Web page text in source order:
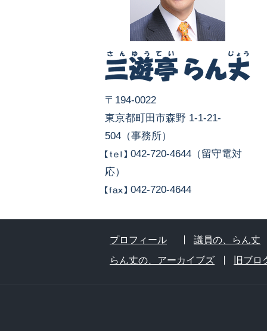
〒194-0022
東京都町田市森野 1-1-21-
504（事務所）
042-720-4644（留守電対
応）
042-720-4644
プロフィール
議員の、らん丈
らん丈の、アーカイブズ
旧ブロ